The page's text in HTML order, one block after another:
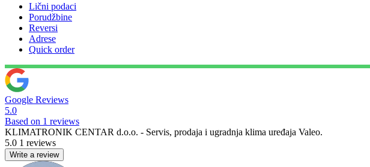
Lični podaci
Porudžbine
Reversi
Adrese
Quick order
Google Reviews
5.0
Based on 1 reviews
KLIMATRONIK CENTAR d.o.o. - Servis, prodaja i ugradnja klima uređaja Valeo.
5.0 1 reviews
Write a review